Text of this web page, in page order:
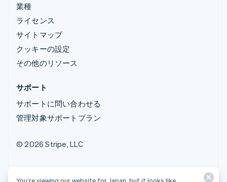
業種
ライセンス
サイトマップ
クッキーの設定
その他のリソース
サポート
サポートに問い合わせる
管理対象サポートプラン
© 2026 Stripe, LLC
You’re viewing our website for Japan, but it looks like